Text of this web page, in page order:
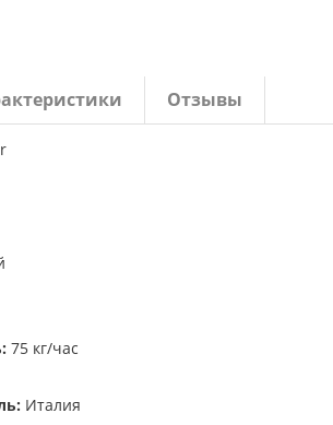
Отзывы
75 кг/час
Италия